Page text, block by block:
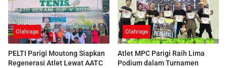
Olahraga
PELTI Parigi Moutong Siapkan
Regenerasi Atlet Lewat AATC
Olahraga
Atlet MPC Parigi Raih Lima
Podium dalam Turnamen